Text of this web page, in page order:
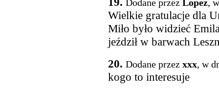
Dodane przez Lopez,
Wielkie gratulacje dla
Miło było widzieć
jeździł w barwach
20. Dodane przez xxx, w
kogo to interesuje